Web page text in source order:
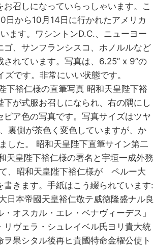
召しになっていらっしゃいます。こ
から10月14日に行かれたアメリカ
ます。ワシントンD.C.、ニューヨー
、サンフランシスコ、ホノルルなど
れています。写真は、6.25” x 9”の
です。非常にいい状態です。
裕仁様の直筆写真 昭和天皇陛下裕
が式服お召しになられ、右の隅にし
ア色の写真です。写真サイズはツヤ
裏側が茶色く変色していますが、か
した。 昭和天皇陛下直筆サイン第二
天皇陛下裕仁様の署名と宇垣一成外務
、昭和天皇陛下裕仁様が ペルー大
きます。手紙はこう綴られています:
本帝國天皇裕仁敬テ威徳隆盛ナル良
オスカル・エレ・ベナヴィーデス」
ヴェラ・シュレイベル氏ヨリ貴大統
果シタル後再ヒ貴國特命金櫂公使ト